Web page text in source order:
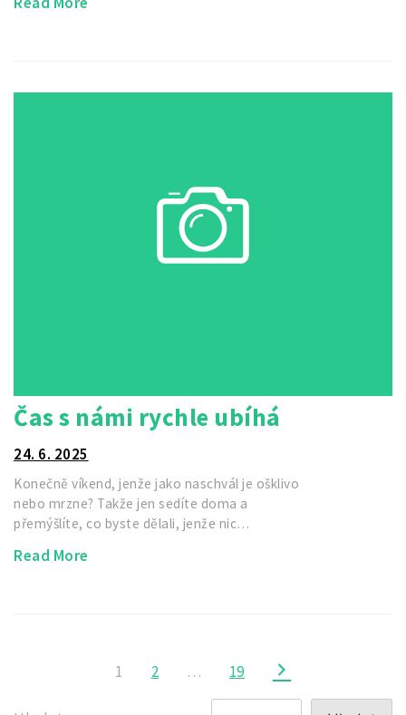
Čas s námi rychle ubíhá
24. 6. 2025
Konečně víkend, jenže jako naschvál je ošklivo
nebo mrzne? Takže jen sedíte doma a
přemýšlíte, co byste dělali, jenže nic…
Read More
Stránkování
1 2 … 19